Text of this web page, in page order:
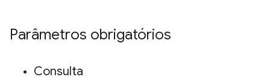
Parâmetros obrigatórios
Consulta